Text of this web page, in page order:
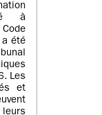
à
a été
Les
et